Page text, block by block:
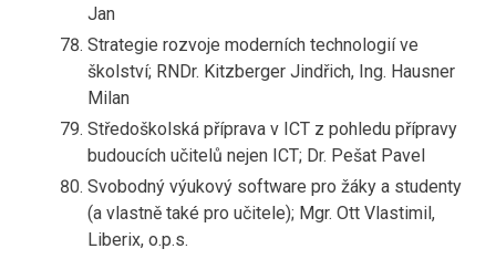
Jan
Strategie rozvoje moderních technologií ve
školství; RNDr. Kitzberger Jindřich, Ing. Hausner
Milan
Středoškolská příprava v ICT z pohledu přípravy
budoucích učitelů nejen ICT; Dr. Pešat Pavel
Svobodný výukový software pro žáky a studenty
(a vlastně také pro učitele); Mgr. Ott Vlastimil,
Liberix, o.p.s.